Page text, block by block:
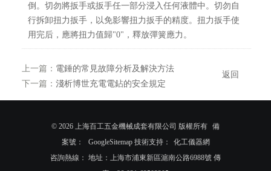
倒。切勿將扳手或扳手任一部分浸入任何液體中。切勿自
行拆卸扭力扳手，以免影響扭力扳手的精度。扭力扳手使
用完后，應將扭力值歸"0"，釋放彈簧應力。
上一篇： 電錘的常見故障分析及解決方法
下一篇： 淺析博世充電電鉆的安全規定
返回
© 2026 上海百工五金機械成套有限公司 版權所有 備
案號：
GoogleSitemap技術支持：
化工儀器網
咨詢熱線： 地址：上海市浦東新區滬南公路6988號 傳